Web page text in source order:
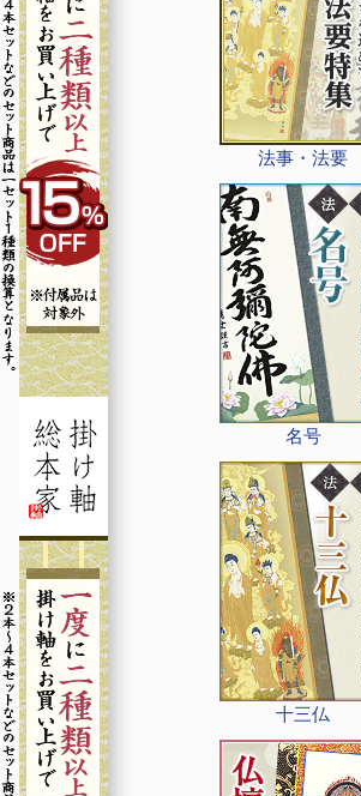
法事・法要
名号
十三仏